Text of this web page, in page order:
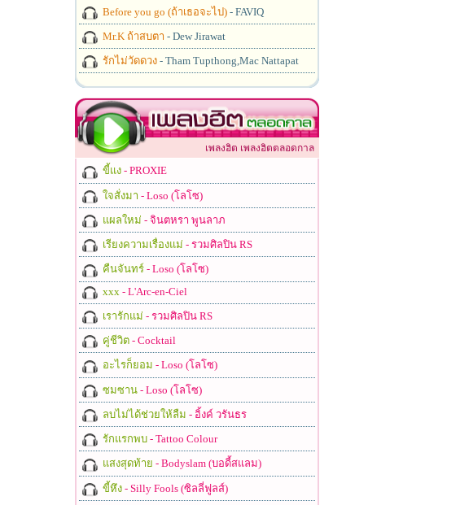
Before you go (ถ้าเธอจะไป)- FAVIQ
Mr.K ถ้าสบตา - Dew Jirawat
รักไม่วัดดวง- Tham Tupthong,Mac Nattapat
เพลงฮิต เพลงฮิตตลอดกาล
ขี้แง- PROXIE
ใจสั่งมา - Loso (โลโซ)
แผลใหม่ - จินตหรา พูนลาภ
เรียงความเรื่องแม่ - รวมศิลปิน RS
คืนจันทร์- Loso (โลโซ)
xxx - L'Arc-en-Ciel
เรารักแม่ - รวมศิลปิน RS
คู่ชีวิต- Cocktail
อะไรก็ยอม - Loso (โลโซ)
ซมซาน- Loso (โลโซ)
ลบไม่ได้ช่วยให้ลืม - อิ้งค์ วรันธร
รักแรกพบ- Tattoo Colour
แสงสุดท้าย - Bodyslam (บอดี้สแลม)
ขี้หึง- Silly Fools (ซิลลี่ฟูลส์)